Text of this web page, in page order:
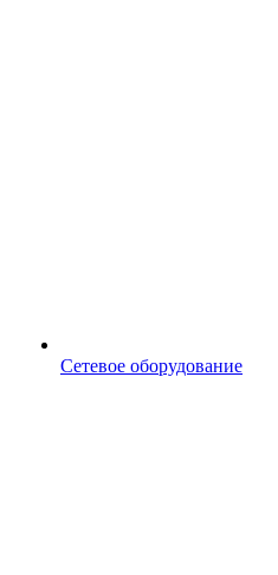
Сетевое оборудование